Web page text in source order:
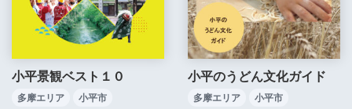
小平景観ベスト１０
多摩エリア 小平市
小平のうどん文化ガイド
多摩エリア 小平市